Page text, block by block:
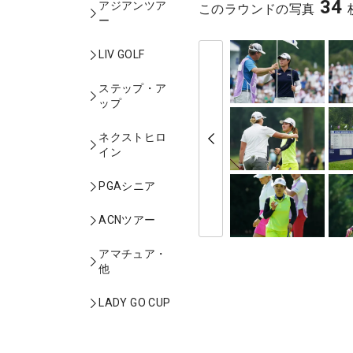
アジアンツア
ー
LIV GOLF
ステップ・ア
ップ
ネクストヒロ
イン
PGAシニア
ACNツアー
アマチュア・
他
LADY GO CUP
このラウンドの写真 34